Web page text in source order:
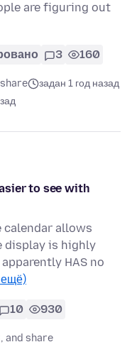
are figuring out
3 160
задан 1 год назад
to see with
calendar allows
display is highly
HAS no
ещё)
10 930
and share